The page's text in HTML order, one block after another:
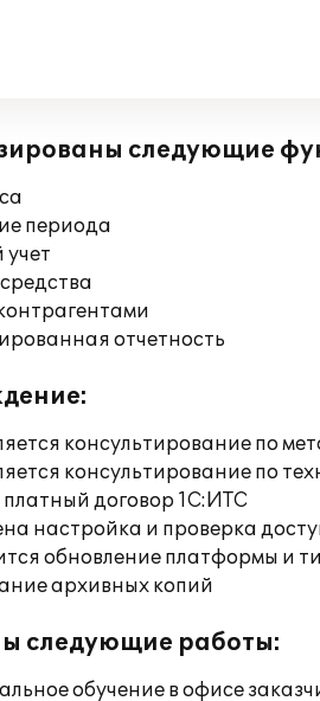
следующие
периода
отчетность
консультирование по
консультирование по
договор 1С:ИТС
настройка и проверка
обновление платформы и
архивных копий
следующие работы:
обучение в офисе